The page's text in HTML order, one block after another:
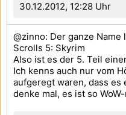
30.12.2012, 12:28 Uhr
@zinno: Der ganze
Scrolls 5: Skyrim
Also ist es der 5. Teil
Ich kenns auch nur vom
aufgeregt waren, dass es
denke mal, es ist so